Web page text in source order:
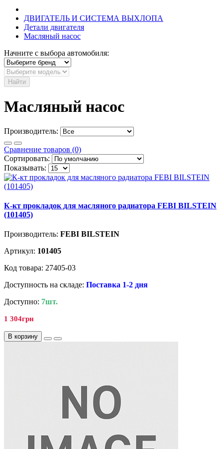
ДВИГАТЕЛЬ И СИСТЕМА ВЫХЛОПА
Детали двигателя
Масляный насос
Начните с выбора автомобиля:
Найти
Масляный насос
Производитель:
Сравнение товаров (0)
Сортировать:
Показывать:
К-кт прокладок для масляного радиатора FEBI BILSTEIN
(101405)
Производитель: FEBI BILSTEIN
Артикул: 101405
Код товара: 27405-03
Доступность на складе: Поставка 1-2 дня
Доступно: 7шт.
1 304грн
В корзину